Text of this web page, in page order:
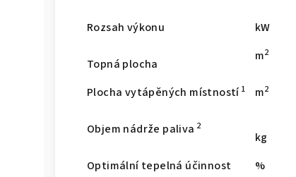
Rozsah výkonu kW
Topná plocha
m2
Plocha vytápěných místností1 m2
Objem nádrže paliva 2
kg
Optimální tepelná účinnost
%